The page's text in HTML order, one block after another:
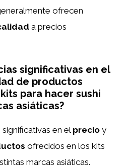
ofrecen
a precios
significativas en el
de productos
para hacer sushi
asiáticas?
en elprecio y
ofrecidos en los kits
marcas asiáticas.